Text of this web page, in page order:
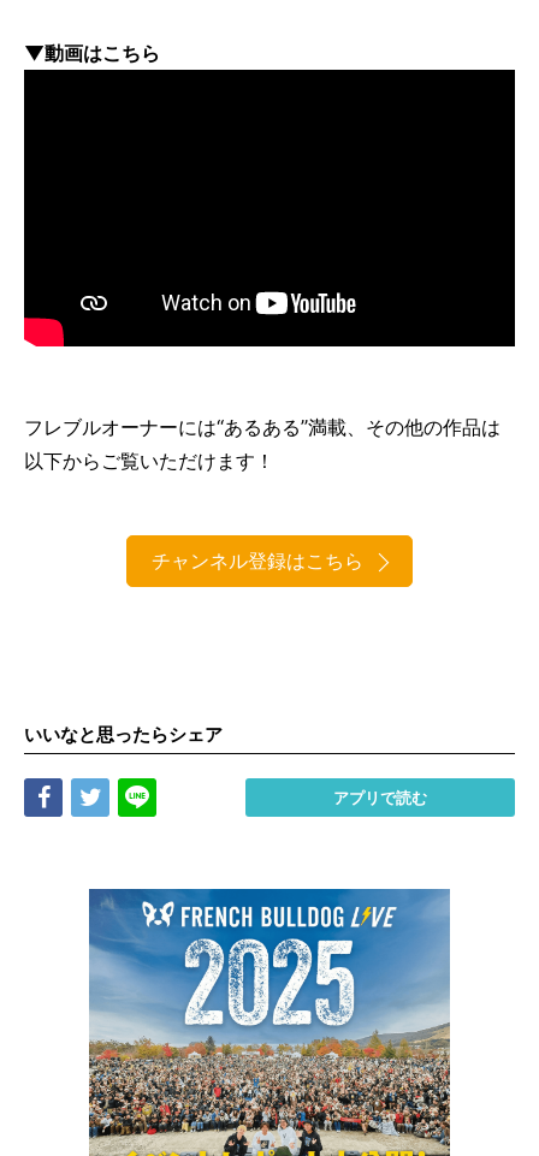
▼動画はこちら
フレブルオーナーには“あるある”満載、その他の作品は
以下からご覧いただけます！
チャンネル登録はこちら
いいなと思ったらシェア
Share Tweet アプリで読む